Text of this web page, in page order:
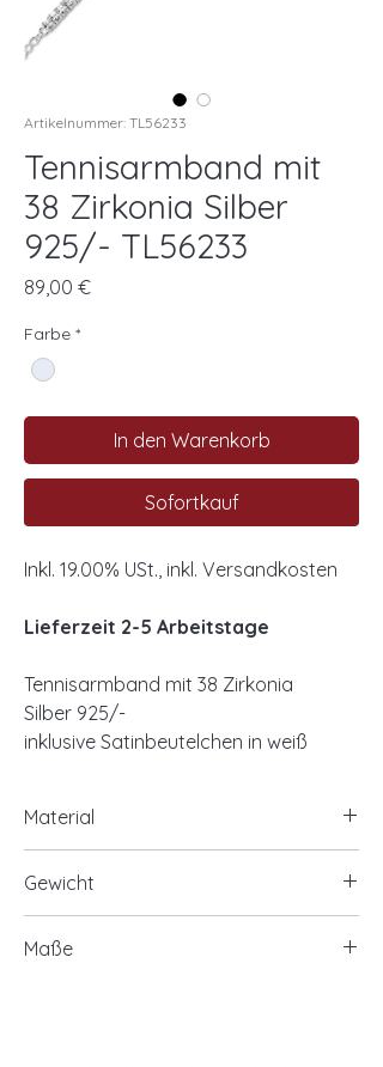
Artikelnummer: TL56233
Tennisarmband mit
38 Zirkonia Silber
925/- TL56233
89,00 €Preis
Farbe *
In den Warenkorb
Sofortkauf
Inkl. 19.00% USt., inkl. Versandkosten
Lieferzeit 2-5 Arbeitstage
Tennisarmband mit 38 Zirkonia
Silber 925/-
inklusive Satinbeutelchen in weiß
Material
optional 925/- Silber, vergoldet
38 Zirkonia
Gewicht
Maße